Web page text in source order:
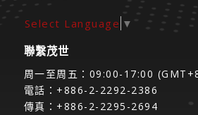
Select Language ▼
聯繫茂世
周一至周五：09:00-17:00
電話：+886-2-2292-2386
傳真：+886-2-2295-2694